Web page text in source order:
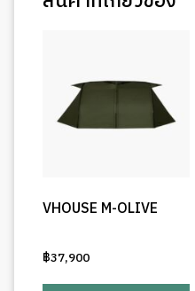
VHOUSE M-OLIVE
฿37,900